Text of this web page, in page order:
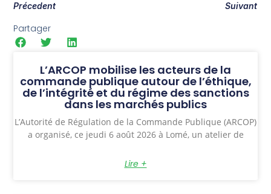
Précedent Suivant
Partager
L’ARCOP mobilise les acteurs de la
commande publique autour de l’éthique,
de l’intégrité et du régime des sanctions
dans les marchés publics
L’Autorité de Régulation de la Commande Publique (ARCOP)
a organisé, ce jeudi 6 août 2026 à Lomé, un atelier de
Lire +